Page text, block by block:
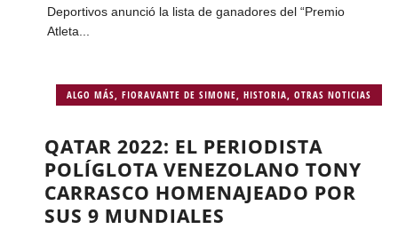
Deportivos anunció la lista de ganadores del “Premio
Atleta...
ALGO MÁS ,FIORAVANTE DE SIMONE ,HISTORIA ,OTRAS NOTICIAS
QATAR 2022: EL PERIODISTA
POLÍGLOTA VENEZOLANO TONY
CARRASCO HOMENAJEADO POR
SUS 9 MUNDIALES